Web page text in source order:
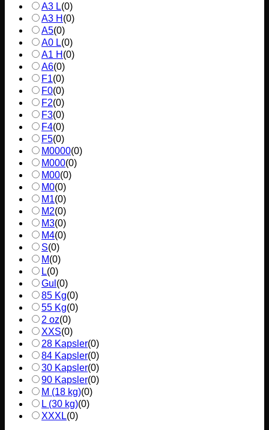
A3 L(0)
A3 H (0)
A5(0)
A0 L(0)
A1 H (0)
A6(0)
F1(0)
F0(0)
F2(0)
F3(0)
F4(0)
F5(0)
M0000(0)
M000(0)
M00(0)
M0(0)
M1(0)
M2(0)
M3(0)
M4(0)
S(0)
M(0)
L(0)
Gul (0)
85 Kg(0)
55 Kg(0)
2 oz(0)
XXS(0)
28 Kapsler(0)
84 Kapsler(0)
30 Kapsler(0)
90 Kapsler(0)
M (18 kg)(0)
L (30 kg)(0)
XXXL(0)